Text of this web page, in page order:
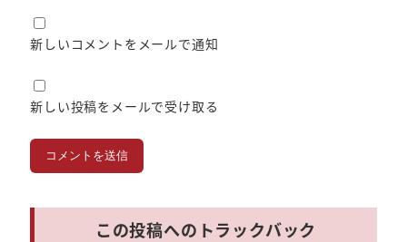
新しいコメントをメールで通知
新しい投稿をメールで受け取る
この投稿へのトラックバック